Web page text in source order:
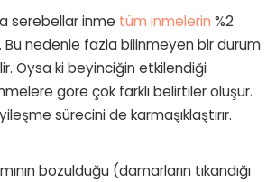
serebellar inme tüm inmelerin %2
Bu nedenle fazla bilinmeyen bir durum
Oysa ki beyinciğin etkilendiği
göre çok farklı belirtiler oluşur.
sürecini de karmaşıklaştırır.
bozulduğu (damarların tıkandığı